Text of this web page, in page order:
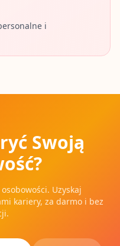
i
Swoją
Uzyskaj
kariery, za darmo i bez